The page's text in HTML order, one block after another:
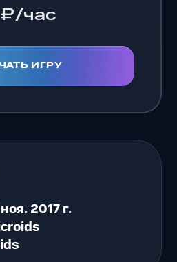
час
ИГРУ
2017 г.